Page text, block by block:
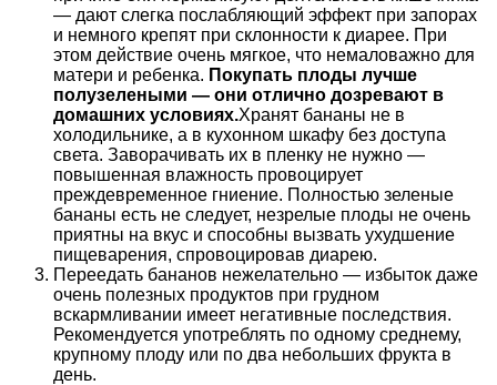
— дают слегка послабляющий эффект при запорах
и немного крепят при склонности к диарее. При
этом действие очень мягкое, что немаловажно для
матери и ребенка. Покупать плоды лучше
полузелеными — они отлично дозревают в
домашних условиях.Хранят бананы не в
холодильнике, а в кухонном шкафу без доступа
света. Заворачивать их в пленку не нужно —
повышенная влажность провоцирует
преждевременное гниение. Полностью зеленые
бананы есть не следует, незрелые плоды не очень
приятны на вкус и способны вызвать ухудшение
пищеварения, спровоцировав диарею.
Переедать бананов нежелательно — избыток даже
очень полезных продуктов при грудном
вскармливании имеет негативные последствия.
Рекомендуется употреблять по одному среднему,
крупному плоду или по два небольших фрукта в
день.